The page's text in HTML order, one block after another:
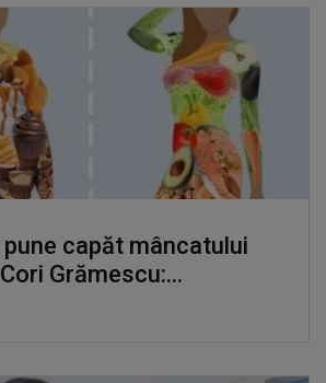
capăt mâncatului
Grămescu:...